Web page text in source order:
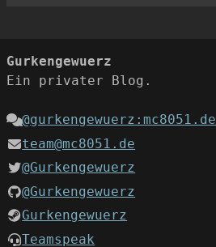
Gurkengewuerz
Ein privater Blog.
@gurkengewuerz:mc8051.de
team@mc8051.de
@Gurkengewuerz
@Gurkengewuerz
Gurkengewuerz
Teamspeak